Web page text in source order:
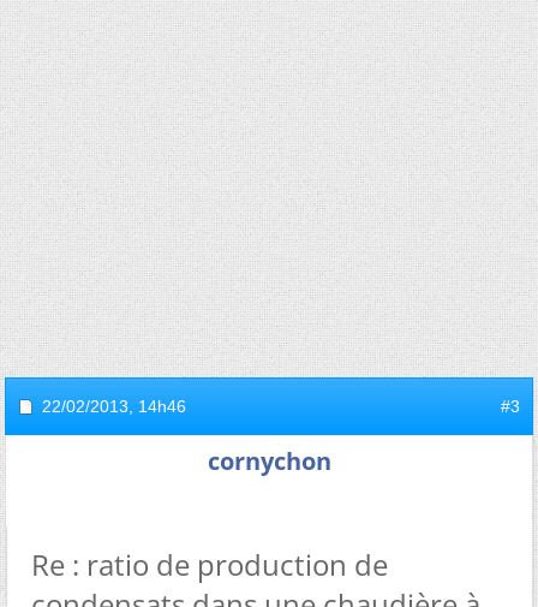
22/02/2013, 14h46 #3
cornychon
Re : ratio de production de